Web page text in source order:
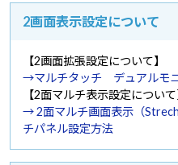
2画面表示設定について
【2画面拡張設定について】
→マルチタッチ デュアルモ
【2面マルチ表示設定について
→ 2面マルチ画面表示（
チパネル設定方法